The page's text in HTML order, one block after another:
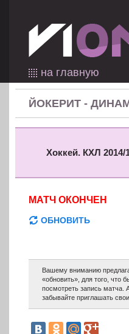
на главную
ЙОКЕРИТ -
Хоккей. КХЛ
МАТЧ ОКОНЧЕН
ОБНОВИТЬ
Вашему вниманию
«обновить», для того, что
посмотреть запись
забывайте приглашать